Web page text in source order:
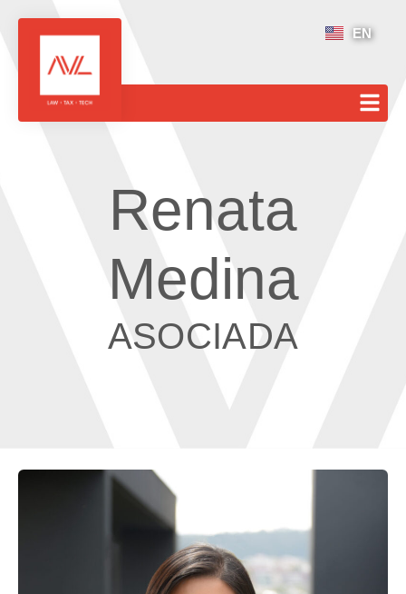
EN
Renata
Medina
ASOCIADA